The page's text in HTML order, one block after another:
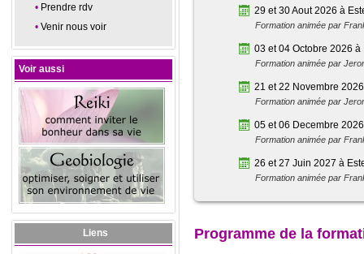
Prendre rdv
Venir nous voir
Voir aussi
Liens
29 et 30 Aout 2026 à
Formation animée par
03 et 04 Octobre 2026
Formation animée par
21 et 22 Novembre
Formation animée par
05 et 06 Decembre
Formation animée par
26 et 27 Juin 2027 à
Formation animée par
Programme de la